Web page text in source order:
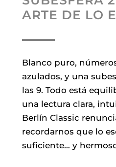
ARTE DE LO
Blanco puro,
azulados, y una
las 9. Todo está
una lectura clara,
Berlín Classic
recordarnos que lo
suficiente… y